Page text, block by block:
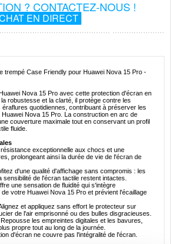
? CONTACTEZ-NOUS !
EN DIRECT
trempé Case Friendly pour Huawei Nova 15 Pro -
Nova 15 Pro avec cette protection d'écran en
robustesse et la clarté, il protège contre les
quotidiennes, contribuant à préserver les
Nova 15 Pro. La construction en arc de
couverture maximale tout en conservant un profil
fluide.
exceptionnelle aux chocs et une
prolongeant ainsi la durée de vie de l'écran de
d'une qualité d'affichage sans compromis : les
sensibilité de l'écran tactile restent intactes.
une sensation de fluidité qui s'intègre
votre Huawei Nova 15 Pro et prévient l'écaillage
et appliquez sans effort le protecteur sur
de l'air emprisonné ou des bulles disgracieuses.
les empreintes digitales et les bavures,
propre tout au long de la journée.
d'écran ne couvre pas l'intégralité de l'écran.